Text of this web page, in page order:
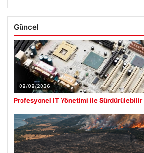
Güncel
08/08/2026
Profesyonel IT Yönetimi ile